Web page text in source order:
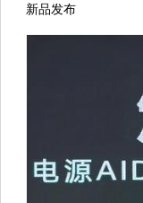
新品发布